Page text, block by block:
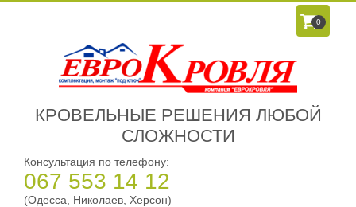
0
КРОВЕЛЬНЫЕ РЕШЕНИЯ ЛЮБОЙ
СЛОЖНОСТИ
Консультация по телефону:
067 553 14 12
(Одесса, Николаев, Херсон)